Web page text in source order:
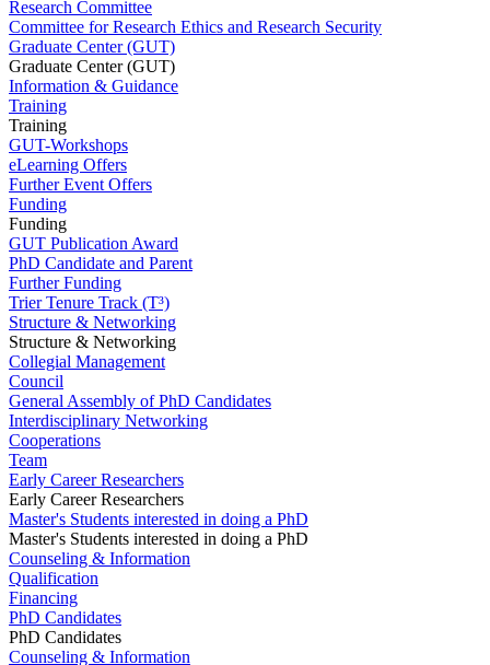
Research Committee
Committee for Research Ethics and Research Security
Graduate Center (GUT)
Graduate Center (GUT)
Information & Guidance
Training
Training
GUT-Workshops
eLearning Offers
Further Event Offers
Funding
Funding
GUT Publication Award
PhD Candidate and Parent
Further Funding
Trier Tenure Track (T³)
Structure & Networking
Structure & Networking
Collegial Management
Council
General Assembly of PhD Candidates
Interdisciplinary Networking
Cooperations
Team
Early Career Researchers
Early Career Researchers
Master's Students interested in doing a PhD
Master's Students interested in doing a PhD
Counseling & Information
Qualification
Financing
PhD Candidates
PhD Candidates
Counseling & Information